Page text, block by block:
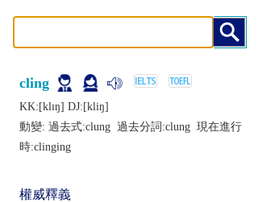
cling
KK:[klɪŋ] DJ:[kliŋ]
動變: 過去式:clung 過去分詞:clung 現在進行
時:clinging
權威釋義